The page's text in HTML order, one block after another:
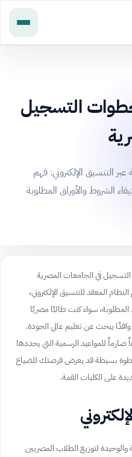
التسجيل
التنسيق الإلكتروني: فهم
الشروط والأوراق المطلوبة
في الجامعات المصرية
المعقد للتنسيق الإلكتروني،
المطلوبة، سواء كنت طالبًا مصريًا
يبحث عن تعليم عالي الجودة.
للمواعيد الرسمية التي يحددها
بسيطة قد يعرض فرصتك للضياع
على الكليات القمة.
والوحيدة لتوزيع الطلاب المصريين